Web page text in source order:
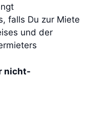
falls Du zur Miete
und der
nicht-